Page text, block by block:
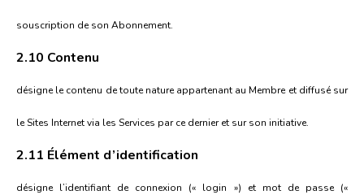
souscription de son Abonnement.
2.10 Contenu
désigne le contenu de toute nature appartenant au Membre et diffusé sur
le Sites Internet via les Services par ce dernier et sur son initiative.
2.11 Élément d’identification
désigne l’identifiant de connexion (« login ») et mot de passe («